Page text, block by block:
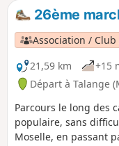
26ème
Association / Club
21,59 km
+15
Départ à Talange
Parcours le long des
populaire, sans
Moselle, en passant